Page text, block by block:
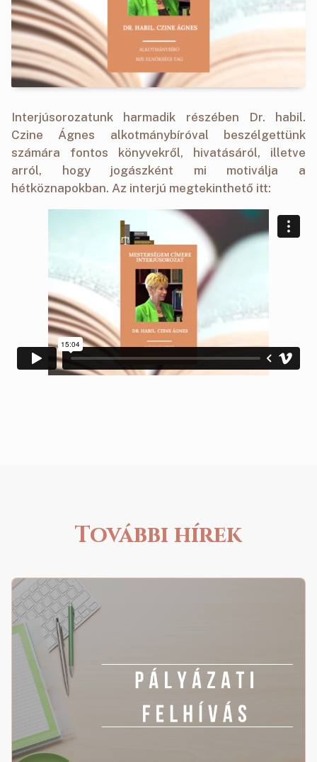
Interjúsorozatunk harmadik részében Dr. habil.
Czine Ágnes alkotmánybíróval beszélgettünk
számára fontos könyvekről, hivatásáról, illetve
arról, hogy jogászként mi motiválja a
hétköznapokban. Az interjú megtekinthető itt:
További hírek